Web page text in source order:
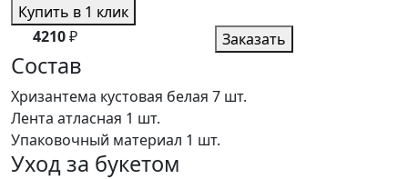
Купить в 1 клик
4210₽ Заказать
Состав
Хризантема кустовая белая 7 шт.
Лента атласная 1 шт.
Упаковочный материал 1 шт.
Уход за букетом